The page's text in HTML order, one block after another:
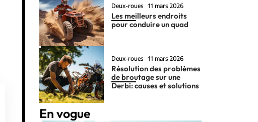
Deux-roues 11 mars 2026
Les meilleurs endroits
pour conduire un quad
Deux-roues 11 mars 2026
Résolution des problèmes
de broutage sur une
Derbi: causes et solutions
En vogue